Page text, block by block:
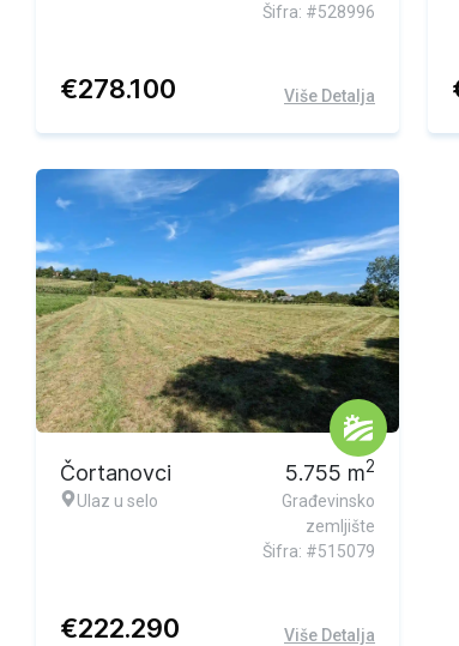
Šifra: #528996
€278.100 Više Detalja
Čortanovci
Ulaz u selo
5.755 m2
Građevinsko
zemljište
Šifra: #515079
€222.290 Više Detalja